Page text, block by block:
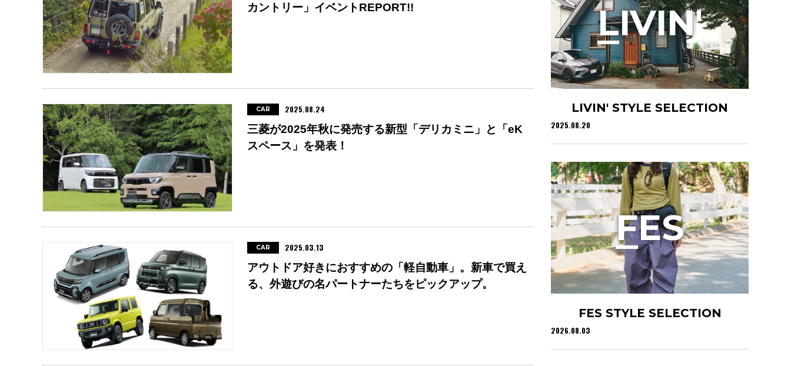
カントリー」イベントREPORT!!
三菱が2025年秋に発売する新型「デリカミニ」と「eK
スペース」を発表！
CAR 2025.08.24
アウトドア好きにおすすめの「軽自動車」。新車で買え
る、外遊びの名パートナーたちをピックアップ。
CAR 2025.03.13
LIVIN' STYLE SELECTION
2025.08.20
LIVIN'
FES STYLE SELECTION
2026.08.03
FES